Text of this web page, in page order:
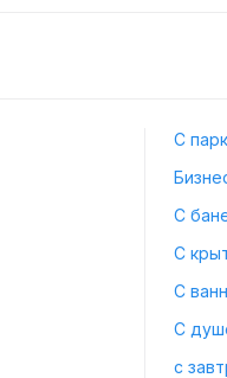
С
С
С
С
С
с